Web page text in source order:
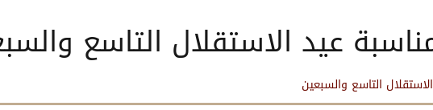
عيد الاستقلال التاسع
التاسع والسبعين